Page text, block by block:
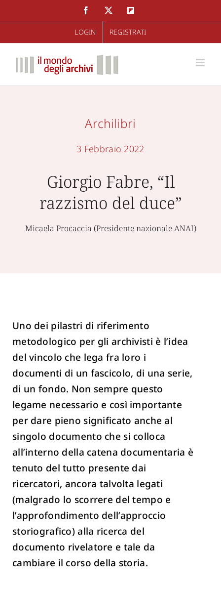
al
FacebookTwitter
LOGIN REGISTRATI
Archilibri
3 Febbraio 2022
Giorgio Fabre, “Il
razzismo del duce”
Micaela Procaccia (Presidente nazionale ANAI)
Uno dei pilastri di riferimento
metodologico per gli archivisti è l’idea
del vincolo che lega fra loro i
documenti di un fascicolo, di una serie,
di un fondo. Non sempre questo
legame necessario e così importante
per dare pieno significato anche al
singolo documento che si colloca
all’interno della catena documentaria è
tenuto del tutto presente dai
ricercatori, ancora talvolta legati
(malgrado lo scorrere del tempo e
l’approfondimento dell’approccio
storiografico) alla ricerca del
documento rivelatore e tale da
cambiare il corso della storia.